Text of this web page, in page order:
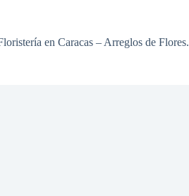
en Caracas – Arreglos de Flores.